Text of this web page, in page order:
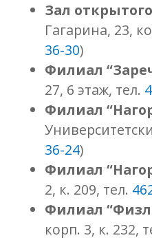
Зал
Гагарина, 23,
36-30)
Филиал
27, 6 этаж, тел.
Филиал
36-24)
Филиал
2, к. 209, тел.
Филиал
корп. 3, к. 232,